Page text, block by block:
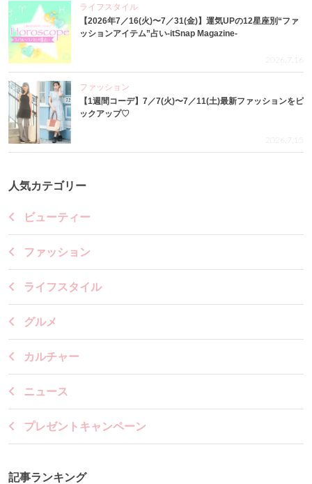
ライフスタイル
【2026年7／16(火)〜7／31(金)】運気UPの12星座別“ファ
ッションアイテム”占い-itSnap Magazine-
2026.7.16
ファッション
【1週間コーデ】7／7(火)〜7／11(土)最新ファッションをピ
ックアップ♡
2026.7.15
人気カテゴリー
ビューティー
ファッション
ライフスタイル
グルメ
カルチャー
ニュース
プレゼントキャンペーン
記事ランキング